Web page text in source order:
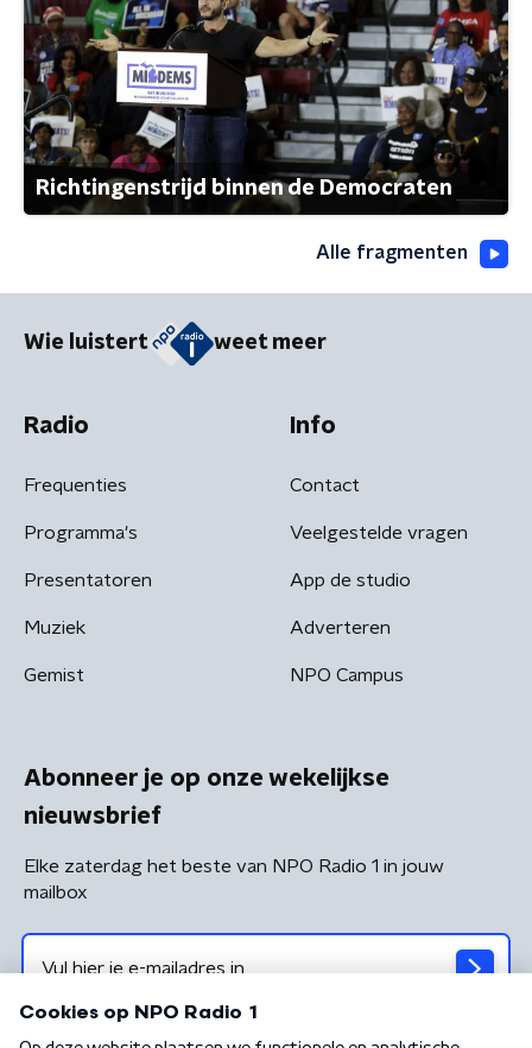
Richtingenstrijd binnen de Democraten
Alle fragmenten
Wie luistert weet meer
Radio
Frequenties
Programma's
Presentatoren
Muziek
Gemist
Info
Contact
Veelgestelde vragen
App de studio
Adverteren
NPO Campus
Abonneer je op onze wekelijkse
nieuwsbrief
Elke zaterdag het beste van NPO Radio 1 in jouw
mailbox